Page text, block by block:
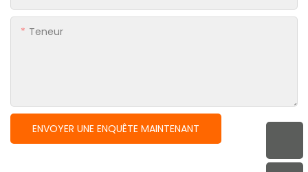
Teneur
ENVOYER UNE ENQUÊTE MAINTENANT